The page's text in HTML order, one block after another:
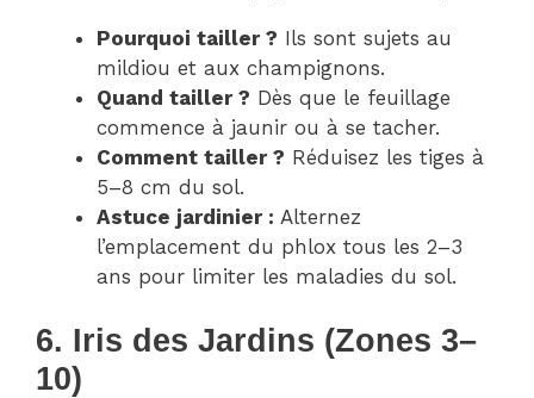
Pourquoi tailler ? Ils sont sujets au
mildiou et aux champignons.
Quand tailler ? Dès que le feuillage
commence à jaunir ou à se tacher.
Comment tailler ? Réduisez les tiges à
5–8 cm du sol.
Astuce jardinier : Alternez
l’emplacement du phlox tous les 2–3
ans pour limiter les maladies du sol.
6. Iris des Jardins (Zones 3–
10)